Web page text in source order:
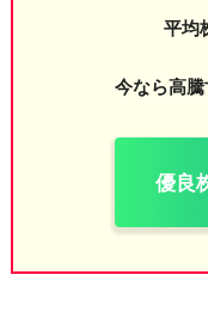
平均
今なら高
優良